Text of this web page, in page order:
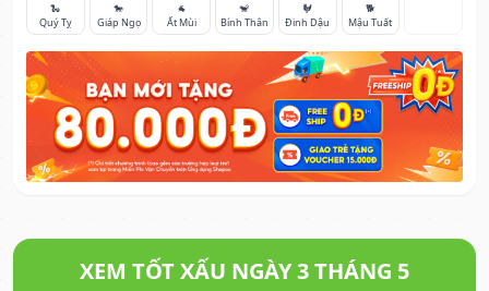
🐍
Quý Tỵ
🐎
Giáp Ngọ
🐐
Ất Mùi
🐒
Bính Thân
🐓
Đinh Dậu
🐕
Mậu Tuất
XEM TỐT XẤU NGÀY 3 THÁNG 5